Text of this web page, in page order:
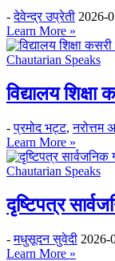
-देवेन्द्र उप्रेती 2026-
Learn More »
Chautarian Speaks
विद्यालय शिक्षा
-प्रमोद भट्ट,नरोत्तम
Learn More »
Chautarian Speaks
दृष्टिपत्र
-मधुसूदन सुवेदी 2026-
Learn More »